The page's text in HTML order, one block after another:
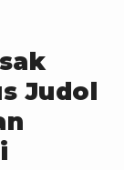
Judol